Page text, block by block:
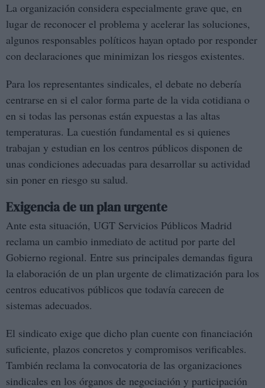
La organización considera especialmente grave que, en
lugar de reconocer el problema y acelerar las soluciones,
algunos responsables políticos hayan optado por responder
con declaraciones que minimizan los riesgos existentes.
Para los representantes sindicales, el debate no debería
centrarse en si el calor forma parte de la vida cotidiana o
en si todas las personas están expuestas a las altas
temperaturas. La cuestión fundamental es si quienes
trabajan y estudian en los centros públicos disponen de
unas condiciones adecuadas para desarrollar su actividad
sin poner en riesgo su salud.
Exigencia de un plan urgente
Ante esta situación, UGT Servicios Públicos Madrid
reclama un cambio inmediato de actitud por parte del
Gobierno regional. Entre sus principales demandas figura
la elaboración de un plan urgente de climatización para los
centros educativos públicos que todavía carecen de
sistemas adecuados.
El sindicato exige que dicho plan cuente con financiación
suficiente, plazos concretos y compromisos verificables.
También reclama la convocatoria de las organizaciones
sindicales en los órganos de negociación y participación